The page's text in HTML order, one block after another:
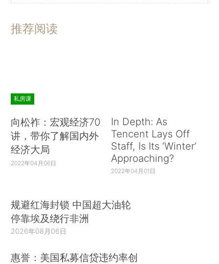
推荐阅读
私房课
向松祚：宏观经济70
讲，带你了解国内外
经济大局
2022年04月06日
In Depth: As
Tencent Lays Off
Staff, Is Its ‘Winter’
Approaching?
2022年04月01日
规避红海封锁 中国超大油轮
停靠埃及绕行非洲
2026年08月06日
惠誉：美国私募信贷违约率创